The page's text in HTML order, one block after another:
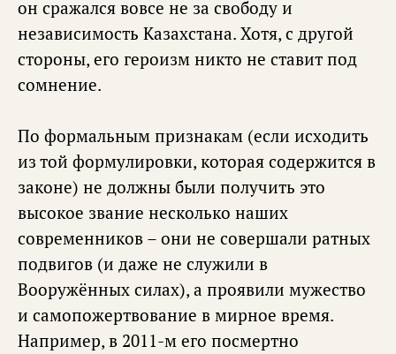
он сражался вовсе не за свободу и
независимость Казахстана. Хотя, с другой
стороны, его героизм никто не ставит под
сомнение.
По формальным признакам (если исходить
из той формулировки, которая содержится в
законе) не должны были получить это
высокое звание несколько наших
современников – они не совершали ратных
подвигов (и даже не служили в
Вооружённых силах), а проявили мужество
и самопожертвование в мирное время.
Например, в 2011-м его посмертно